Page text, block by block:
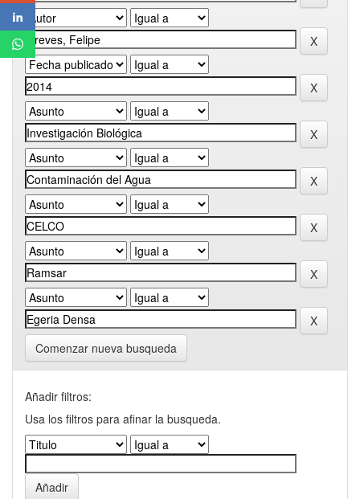
Comenzar nueva busqueda
Añadir filtros:
Usa los filtros para afinar la busqueda.